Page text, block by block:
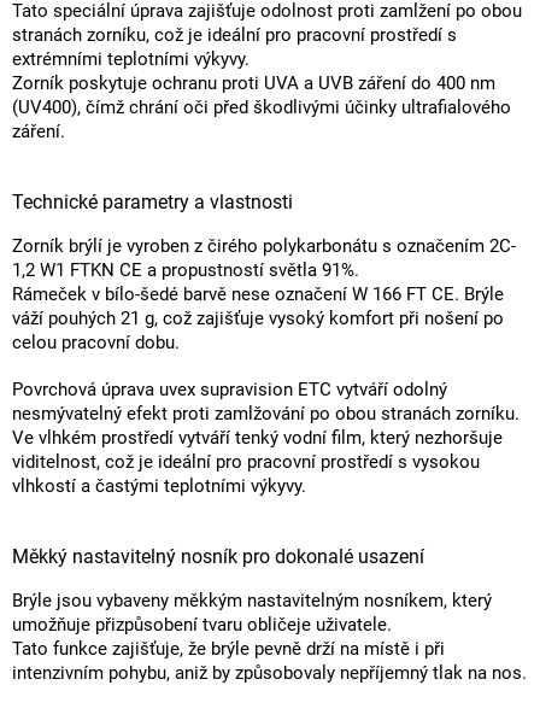
Tato speciální úprava zajišťuje odolnost proti zamlžení po obou
stranách zorníku, což je ideální pro pracovní prostředí s
extrémními teplotními výkyvy.
Zorník poskytuje ochranu proti UVA a UVB záření do 400 nm
(UV400), čímž chrání oči před škodlivými účinky ultrafialového
záření.
Technické parametry a vlastnosti
Zorník brýlí je vyroben z čirého polykarbonátu s označením 2C-
1,2 W1 FTKN CE a propustností světla 91%.
Rámeček v bílo-šedé barvě nese označení W 166 FT CE. Brýle
váží pouhých 21 g, což zajišťuje vysoký komfort při nošení po
celou pracovní dobu.
Povrchová úprava uvex supravision ETC vytváří odolný
nesmývatelný efekt proti zamlžování po obou stranách zorníku.
Ve vlhkém prostředí vytváří tenký vodní film, který nezhoršuje
viditelnost, což je ideální pro pracovní prostředí s vysokou
vlhkostí a častými teplotními výkyvy.
Měkký nastavitelný nosník pro dokonalé usazení
Brýle jsou vybaveny měkkým nastavitelným nosníkem, který
umožňuje přizpůsobení tvaru obličeje uživatele.
Tato funkce zajišťuje, že brýle pevně drží na místě i při
intenzivním pohybu, aniž by způsobovaly nepříjemný tlak na nos.